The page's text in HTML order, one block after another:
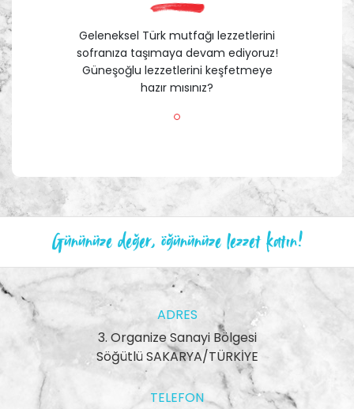
Geleneksel Türk mutfağı lezzetlerini
sofranıza taşımaya devam ediyoruz!
Güneşoğlu lezzetlerini keşfetmeye
hazır mısınız?
Gününüze değer, öğününüze lezzet katın!
ADRES
3. Organize Sanayi Bölgesi
Söğütlü SAKARYA/TÜRKİYE
TELEFON